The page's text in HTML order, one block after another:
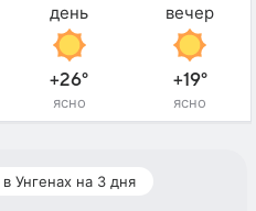
день
+26°
ясно
вечер
+19°
ясно
Унгенах на 3 дня